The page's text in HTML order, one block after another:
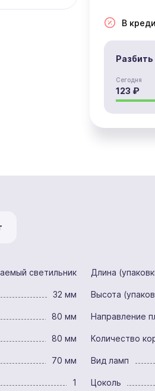
В
Разбить
Сегодня
123 ₽
светильник
32 мм
80 мм
80 мм
70 мм
1
Длина
Высота
Направление
Количество
Вид ламп
Цоколь